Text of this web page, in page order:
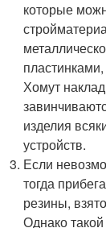
которые
Хомут
изделия
устройств.
Если
тогда
резины,
Однако